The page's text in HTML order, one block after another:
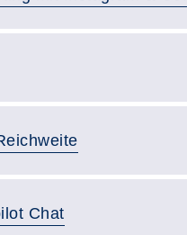
Chat